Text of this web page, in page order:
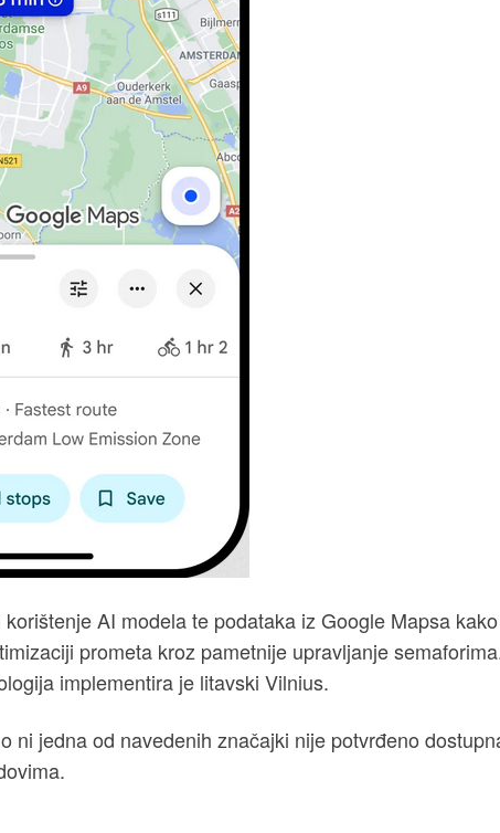
AI modela te podataka iz Google Mapsa
prometa kroz pametnije upravljanje
implementira je litavski Vilnius.
ni jedna od navedenih značajki nije potvrđeno